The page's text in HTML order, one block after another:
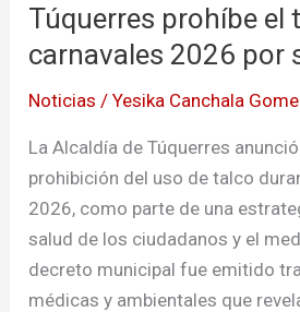
Túquerres prohíbe el
carnavales 2026 por
Noticias /Yesika Canchala
La Alcaldía de Túquerres
prohibición del uso de talco
2026, como parte de una
salud de los ciudadanos y el
decreto municipal fue emitido
médicas y ambientales que
talco
los
carnavales
2026
por
salud
pública